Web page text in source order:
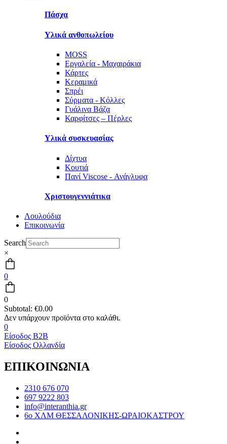
Πάσχα
Υλικά ανθοπωλείου
MOSS
Εργαλεία - Μαχαιράκια
Κάρτες
Κεραμικά
Σπρέι
Σύρματα - Κόλλες
Γυάλινα Βάζα
Καρφίτσες – Πέρλες
Υλικά συσκευασίας
Δίχτυα
Κουτιά
Πανί Viscose - Ανάγλυφα
Χριστουγεννιάτικα
Λουλούδια
Επικοινωνία
Search
×
0
0
Subtotal: €0.00
0
Είσοδος B2B
Είσοδος Ολλανδία
ΕΠΙΚΟΙΝΩΝΙΑ
2310 676 070
697 9222 803
info@interanthia.gr
6ο ΧΛΜ ΘΕΣΣΑΛΟΝΙΚΗΣ-ΩΡΑΙΟΚΑΣΤΡΟΥ